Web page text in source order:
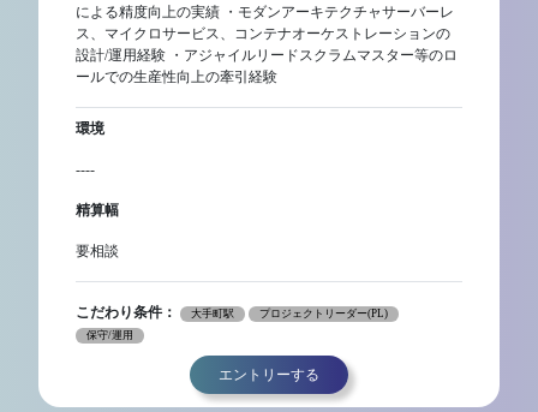
による精度向上の実績 ・モダンアーキテクチャサーバーレ
ス、マイクロサービス、コンテナオーケストレーションの
設計/運用経験 ・アジャイルリードスクラムマスター等のロ
ールでの生産性向上の牽引経験
環境
----
精算幅
要相談
こだわり条件： 大手町駅
プロジェクトリーダー(PL)
保守/運用
エントリーする